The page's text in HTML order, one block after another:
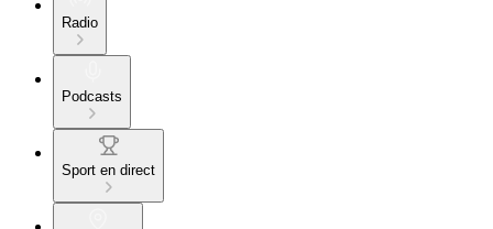
Radio
Podcasts
Sport en direct